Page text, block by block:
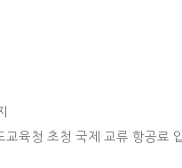
육청 초청 국제 교류 항공료